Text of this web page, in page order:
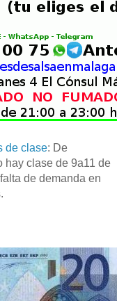
de clase: De
hay clase de 9a11 de
de demanda en